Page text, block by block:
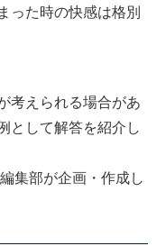
った時の快感は格別
考えられる場合があ
として解答を紹介し
集部が企画・作成し